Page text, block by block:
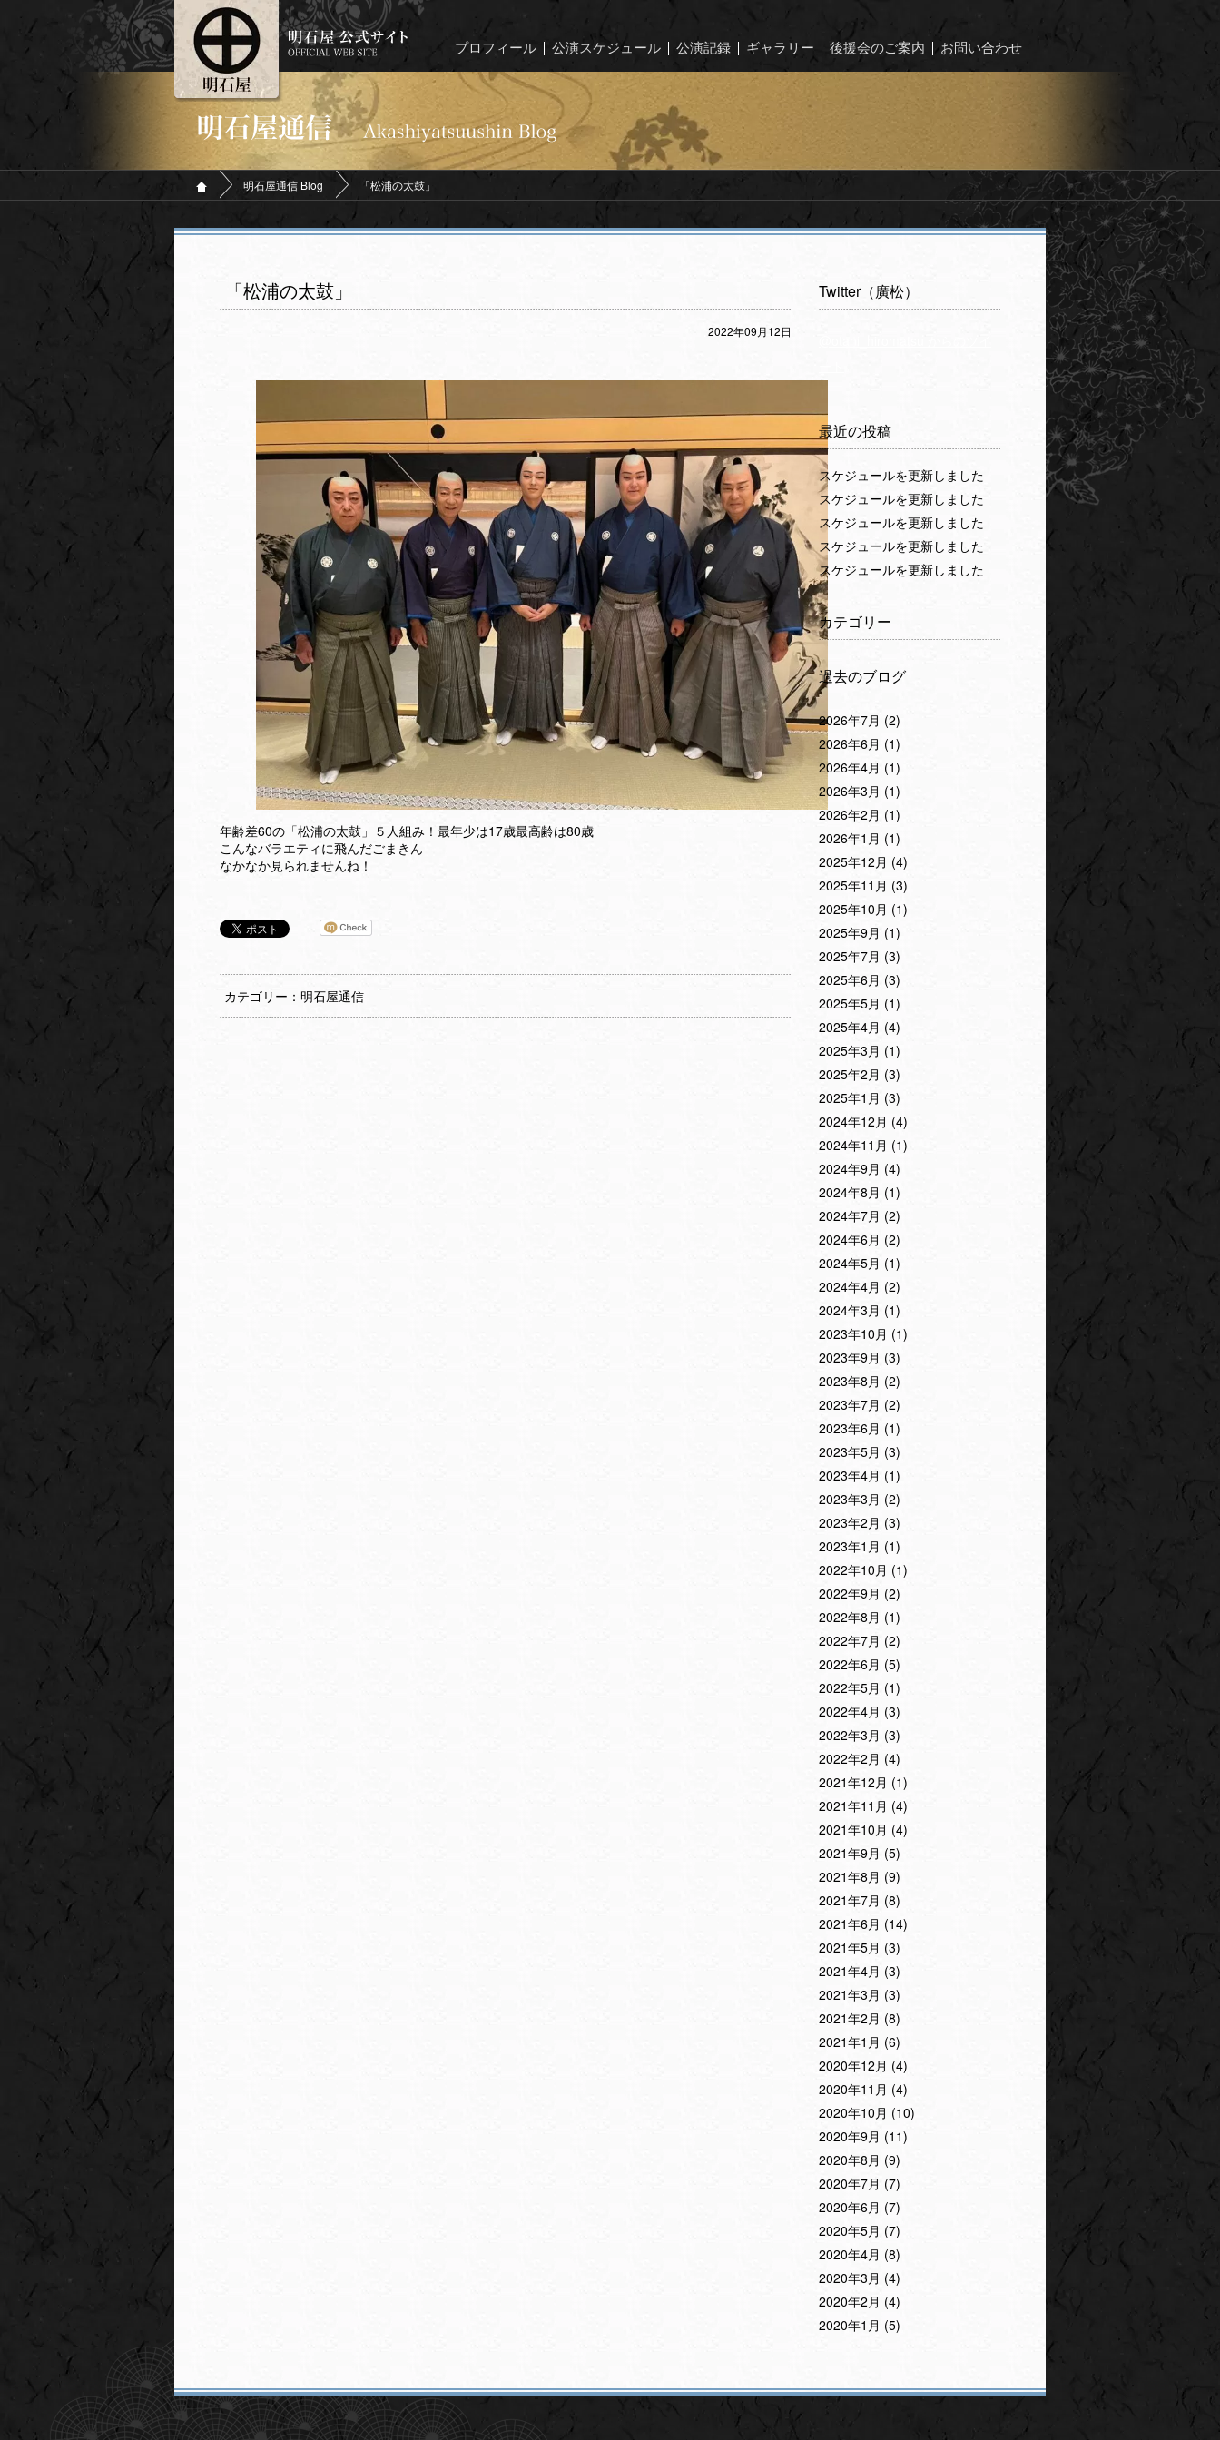
プロフィール 公演スケジュール 公演記録 ギャラリー 後援会のご案内 お問い合わせ
明石屋通信 Blog 「松浦の太鼓」
「松浦の太鼓」
2022年09月12日
年齢差60の「松浦の太鼓」５人組み！最年少は17歳最高齢は80歳
こんなバラエティに飛んだごまきん
なかなか見られませんね！
カテゴリー：明石屋通信
Twitter（廣松）
最近の投稿
スケジュールを更新しました
スケジュールを更新しました
スケジュールを更新しました
スケジュールを更新しました
スケジュールを更新しました
カテゴリー
過去のブログ
2026年7月 (2)
2026年6月 (1)
2026年4月 (1)
2026年3月 (1)
2026年2月 (1)
2026年1月 (1)
2025年12月 (4)
2025年11月 (3)
2025年10月 (1)
2025年9月 (1)
2025年7月 (3)
2025年6月 (3)
2025年5月 (1)
2025年4月 (4)
2025年3月 (1)
2025年2月 (3)
2025年1月 (3)
2024年12月 (4)
2024年11月 (1)
2024年9月 (4)
2024年8月 (1)
2024年7月 (2)
2024年6月 (2)
2024年5月 (1)
2024年4月 (2)
2024年3月 (1)
2023年10月 (1)
2023年9月 (3)
2023年8月 (2)
2023年7月 (2)
2023年6月 (1)
2023年5月 (3)
2023年4月 (1)
2023年3月 (2)
2023年2月 (3)
2023年1月 (1)
2022年10月 (1)
2022年9月 (2)
2022年8月 (1)
2022年7月 (2)
2022年6月 (5)
2022年5月 (1)
2022年4月 (3)
2022年3月 (3)
2022年2月 (4)
2021年12月 (1)
2021年11月 (4)
2021年10月 (4)
2021年9月 (5)
2021年8月 (9)
2021年7月 (8)
2021年6月 (14)
2021年5月 (3)
2021年4月 (3)
2021年3月 (3)
2021年2月 (8)
2021年1月 (6)
2020年12月 (4)
2020年11月 (4)
2020年10月 (10)
2020年9月 (11)
2020年8月 (9)
2020年7月 (7)
2020年6月 (7)
2020年5月 (7)
2020年4月 (8)
2020年3月 (4)
2020年2月 (4)
2020年1月 (5)